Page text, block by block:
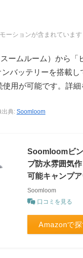
ーションが含まれています
ームルーム）から
ンバッテリーを搭載
使用が可能です。詳細
出典: Soomloom
Soomloomビ
プ防水雰囲気
可能キャンプ
Soomloom
口コミを見る
Amazonで探